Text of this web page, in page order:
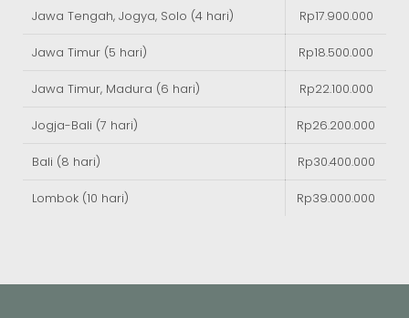
Jawa Tengah, Jogya, Solo (4 hari) Rp17.900.000
Jawa Timur (5 hari) Rp18.500.000
Jawa Timur, Madura (6 hari) Rp22.100.000
Jogja-Bali (7 hari) Rp26.200.000
Bali (8 hari) Rp30.400.000
Lombok (10 hari) Rp39.000.000